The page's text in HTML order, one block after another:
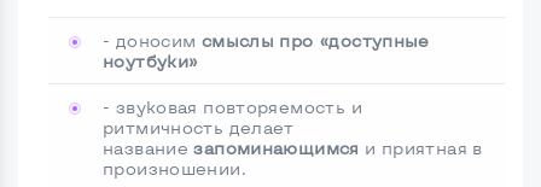
- доносим смыслы про «доступные
ноутбуки»
- звуковая повторяемость и
ритмичность делает
названиезапоминающимся и приятная в
произношении.